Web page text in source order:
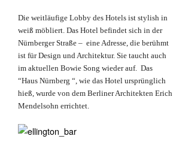
Die weitläufige Lobby des Hotels ist stylish in
weiß möbliert. Das Hotel befindet sich in der
Nürnberger Straße – eine Adresse, die berühmt
ist für Design und Architektur. Sie taucht auch
im aktuellen Bowie Song wieder auf. Das
“Haus Nürnberg “, wie das Hotel ursprünglich
hieß, wurde von dem Berliner Architekten Erich
Mendelsohn errichtet.